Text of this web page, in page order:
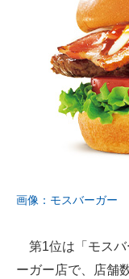
画像：モスバーガー
第1位は「モスバ
ーガー店で、店舗